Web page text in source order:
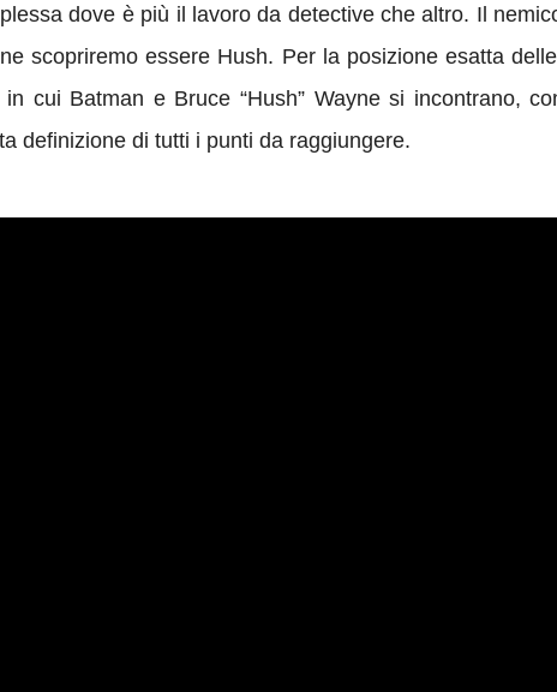
dove è più il lavoro da detective che altro. Il
scopriremo essere Hush. Per la posizione esatta
cui Batman e Bruce “Hush” Wayne si incontrano,
definizione di tutti i punti da raggiungere.